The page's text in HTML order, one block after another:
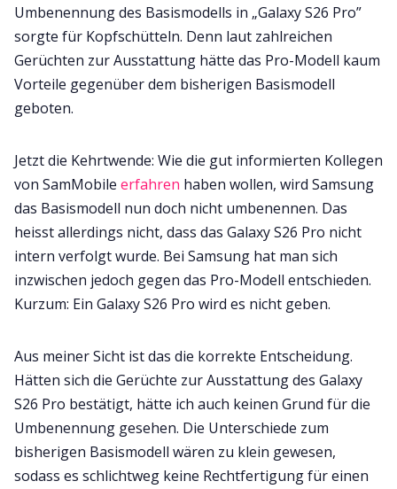
Umbenennung des Basismodells in „Galaxy S26 Pro”
sorgte für Kopfschütteln. Denn laut zahlreichen
Gerüchten zur Ausstattung hätte das Pro-Modell kaum
Vorteile gegenüber dem bisherigen Basismodell
geboten.
Jetzt die Kehrtwende: Wie die gut informierten Kollegen
von SamMobile erfahren haben wollen, wird Samsung
das Basismodell nun doch nicht umbenennen. Das
heisst allerdings nicht, dass das Galaxy S26 Pro nicht
intern verfolgt wurde. Bei Samsung hat man sich
inzwischen jedoch gegen das Pro-Modell entschieden.
Kurzum: Ein Galaxy S26 Pro wird es nicht geben.
Aus meiner Sicht ist das die korrekte Entscheidung.
Hätten sich die Gerüchte zur Ausstattung des Galaxy
S26 Pro bestätigt, hätte ich auch keinen Grund für die
Umbenennung gesehen. Die Unterschiede zum
bisherigen Basismodell wären zu klein gewesen,
sodass es schlichtweg keine Rechtfertigung für einen